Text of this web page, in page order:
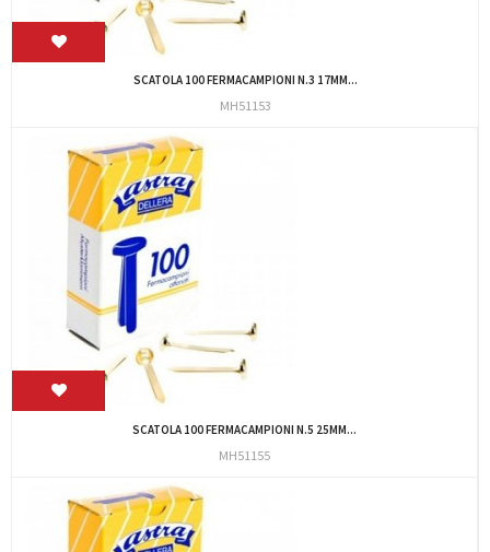
SCATOLA 100 FERMACAMPIONI N.3 17MM...
MH51153
SCATOLA 100 FERMACAMPIONI N.5 25MM...
MH51155